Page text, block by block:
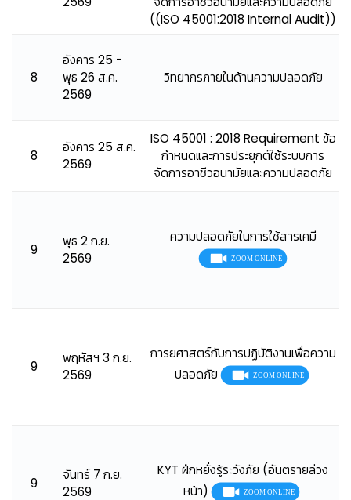
((ISO 45001:2018 Internal Audit))
8
อังคาร 25 -
พุธ 26 ส.ค.
2569
วิทยากรภายในด้านความปลอดภัย
8
อังคาร 25 ส.ค.
2569
ISO 45001 : 2018 Requirement ข้อ
กำหนดและการประยุกต์ใช้ระบบการ
จัดการอาชีวอนามัยและความปลอดภัย
9
พุธ 2 ก.ย.
2569
ความปลอดภัยในการใช้สารเคมี
9
พฤหัสฯ 3 ก.ย.
2569
การยศาสตร์กับการปฏิบัติงานเพื่อความ
ปลอดภัย
9
จันทร์ 7 ก.ย.
2569
KYT ฝึกหยั่งรู้ระวังภัย (อันตรายล่วง
หน้า)